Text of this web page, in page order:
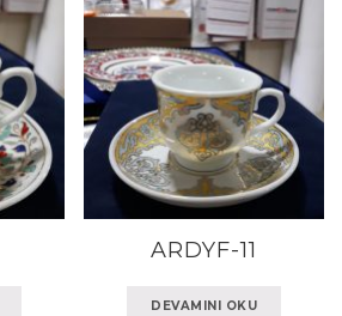
ARDYF-11
DEVAMINI OKU